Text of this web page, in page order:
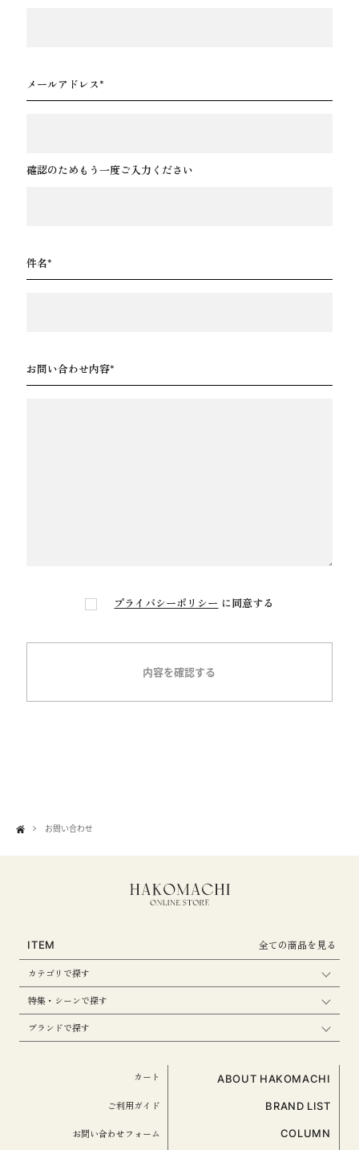
メールアドレス
確認のためもう一度ご入力ください
件名
お問い合わせ内容
プライバシーポリシー に同意する
お問い合わせ
ITEM 全ての商品を見る
カテゴリで探す
特集・シーンで探す
ブランドで探す
ABOUT HAKOMACHI
BRAND LIST
COLUMN
カート
ご利用ガイド
お問い合わせフォーム